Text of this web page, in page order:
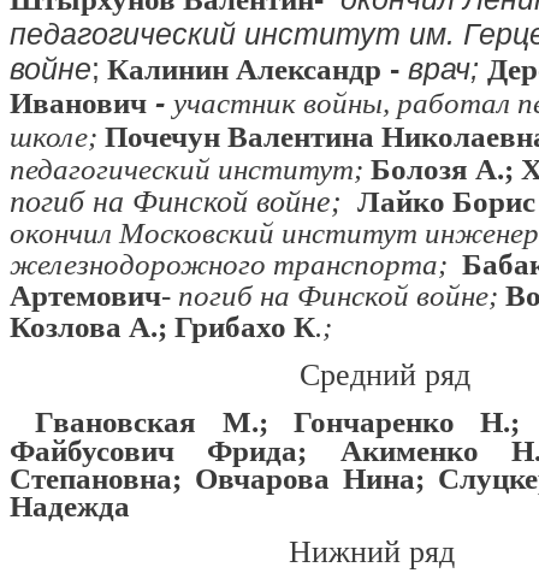
педагогический институт им.
войне; Калинин Александр - врач;
Иванович - участник войны, работал
школе; Почечун Валентина
педагогический институт; Болозя А.;
погиб на Финской войне; Лайко
окончил Московский институт
железнодорожного транспорта;
Артемович- погиб на Финской войне;
Козлова А.; Грибахо К.;
Средний ряд
Гвановская М.; Гончаренко Н.;
Файбусович Фрида; Акименко
Степановна; Овчарова Нина;
Надежда
Нижний ряд